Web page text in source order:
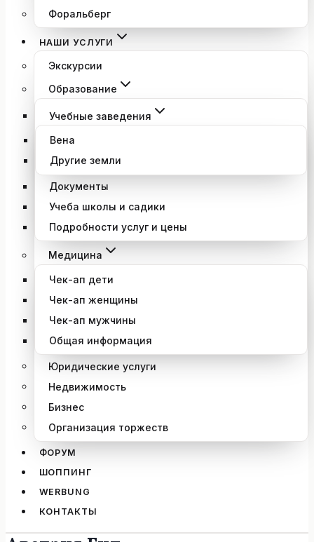
Форальберг
НАШИ УСЛУГИ
Экскурсии
Образование
Учебные заведения
Вена
Другие земли
Документы
Учеба школы и садики
Подробности услуг и цены
Медицина
Чек-ап дети
Чек-ап женщины
Чек-ап мужчины
Общая информация
Юридические услуги
Недвижимость
Бизнес
Организация торжеств
ФОРУМ
ШОППИНГ
WERBUNG
КОНТАКТЫ